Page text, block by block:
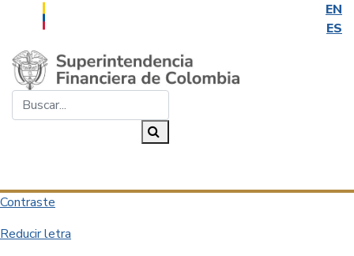
EN
ES
Saltar al contenido principal
Contraste
Reducir letra